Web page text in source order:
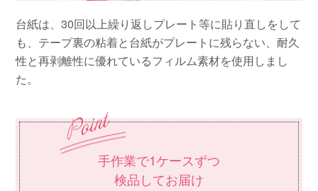
台紙は、30回以上繰り返しプレート等に貼り直しをして
も、テープ裏の粘着と台紙がプレートに残らない、耐久
性と再剥離性に優れているフィルム素材を使用しまし
た。
手作業で1ケースずつ
検品してお届け